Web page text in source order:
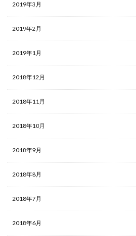
2019年3月
2019年2月
2019年1月
2018年12月
2018年11月
2018年10月
2018年9月
2018年8月
2018年7月
2018年6月